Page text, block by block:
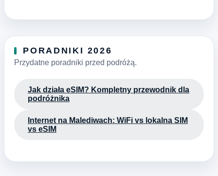
PORADNIKI 2026
Przydatne poradniki przed podróżą.
Jak działa eSIM? Kompletny przewodnik dla
podróżnika
Internet na Malediwach: WiFi vs lokalna SIM
vs eSIM